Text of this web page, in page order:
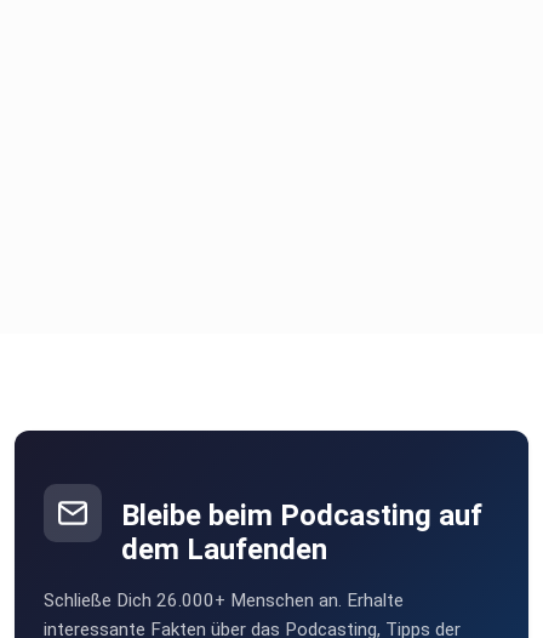
Bleibe beim Podcasting auf
dem Laufenden
Schließe Dich 26.000+ Menschen an. Erhalte
interessante Fakten über das Podcasting, Tipps der